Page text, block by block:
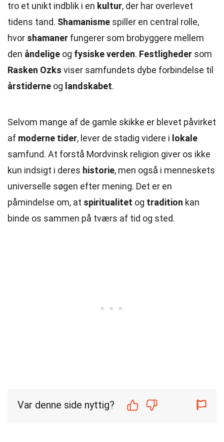
tro et unikt indblik i en kultur, der har overlevet
tidens tand. Shamanisme spiller en central rolle,
hvor shamaner fungerer som brobyggere mellem
den åndelige og fysiske verden. Festligheder som
Rasken Ozks viser samfundets dybe forbindelse til
årstiderne og landskabet.
Selvom mange af de gamle skikke er blevet påvirket
af moderne tider, lever de stadig videre i lokale
samfund. At forstå Mordvinsk religion giver os ikke
kun indsigt i deres historie, men også i menneskets
universelle søgen efter mening. Det er en
påmindelse om, at spiritualitet og tradition kan
binde os sammen på tværs af tid og sted.
Var denne side nyttig?